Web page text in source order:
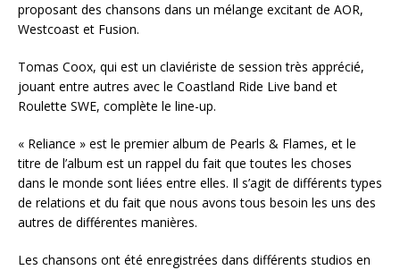
proposant des chansons dans un mélange excitant de AOR,
Westcoast et Fusion.
Tomas Coox, qui est un claviériste de session très apprécié,
jouant entre autres avec le Coastland Ride Live band et
Roulette SWE, complète le line-up.
« Reliance » est le premier album de Pearls & Flames, et le
titre de l’album est un rappel du fait que toutes les choses
dans le monde sont liées entre elles. Il s’agit de différents types
de relations et du fait que nous avons tous besoin les uns des
autres de différentes manières.
Les chansons ont été enregistrées dans différents studios en